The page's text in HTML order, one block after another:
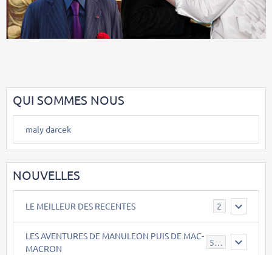
QUI SOMMES NOUS
maly darcek
NOUVELLES
LE MEILLEUR DES RECENTES 2
LES AVENTURES DE MANULEON PUIS DE MAC-
MACRON
543